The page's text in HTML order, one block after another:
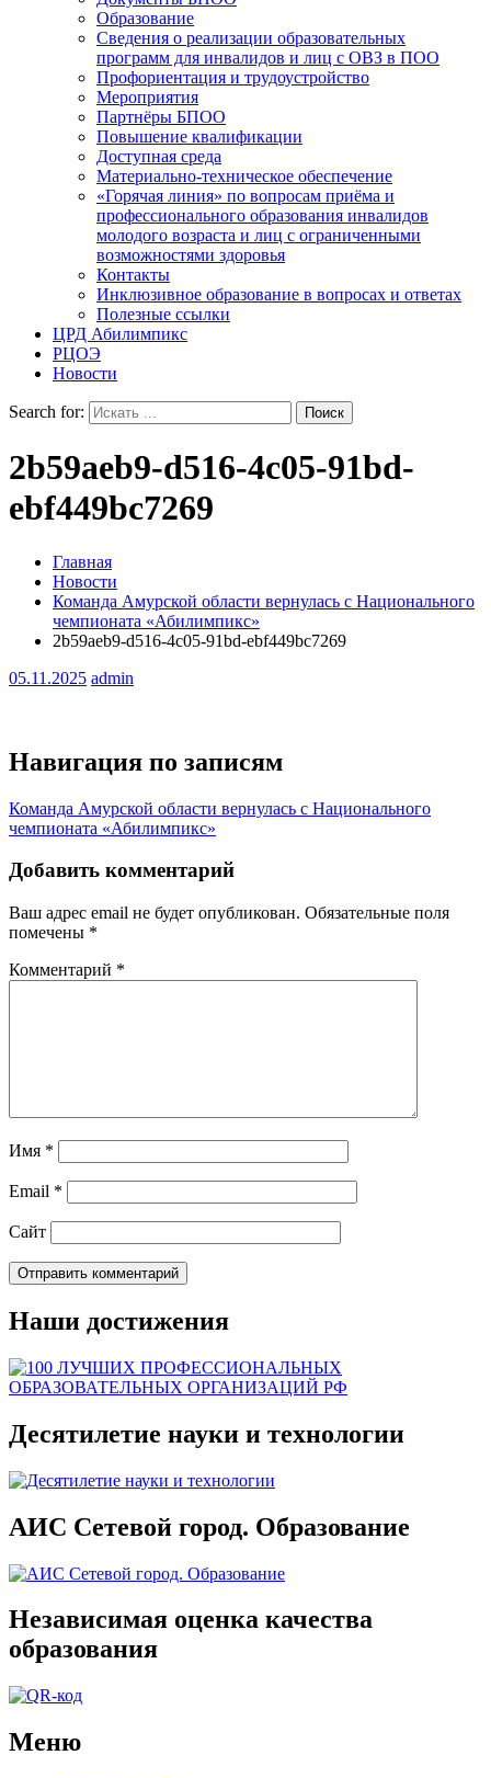
Образование
Сведения о реализации образовательных
программ для инвалидов и лиц с ОВЗ в ПОО
Профориентация и трудоустройство
Мероприятия
Партнёры БПОО
Повышение квалификации
Доступная среда
Материально-техническое обеспечение
«Горячая линия» по вопросам приёма и
профессионального образования инвалидов
молодого возраста и лиц с ограниченными
возможностями здоровья
Контакты
Инклюзивное образование в вопросах и ответах
Полезные ссылки
ЦРД Абилимпикс
РЦОЭ
Новости
Search for:
2b59aeb9-d516-4c05-91bd-
ebf449bc7269
Главная
Новости
Команда Амурской области вернулась с Национального
чемпионата «Абилимпикс»
2b59aeb9-d516-4c05-91bd-ebf449bc7269
05.11.2025 admin
Навигация по записям
Команда Амурской области вернулась с Национального
чемпионата «Абилимпикс»
Добавить комментарий
Ваш адрес email не будет опубликован. Обязательные поля
помечены *
Комментарий *
Имя *
Email *
Сайт
Наши достижения
Десятилетие науки и технологии
АИС Сетевой город. Образование
Независимая оценка качества
образования
Меню